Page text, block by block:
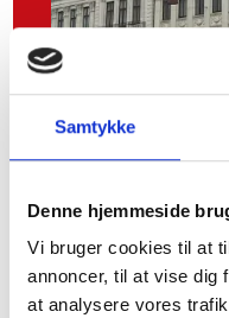
Samtykke
Denne hjemmeside
Vi bruger cookies til at
annoncer, til at vise dig
at analysere vores
Tilmeld